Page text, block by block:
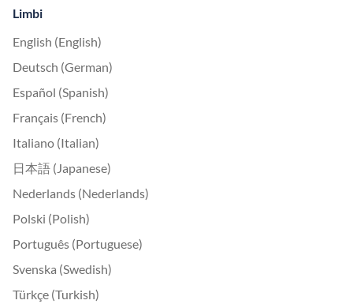
Limbi
English (English)
Deutsch (German)
Español (Spanish)
Français (French)
Italiano (Italian)
日本語 (Japanese)
Nederlands (Nederlands)
Polski (Polish)
Português (Portuguese)
Svenska (Swedish)
Türkçe (Turkish)